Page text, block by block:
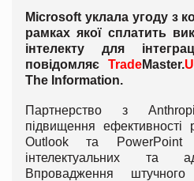
Microsoft уклала угоду з
рамках якої сплатить
інтелекту для
повідомляє TradeMaster.
The Information.
Партнерство з
підвищення
Outlook та
інтелектуальних та
Впровадження штучного